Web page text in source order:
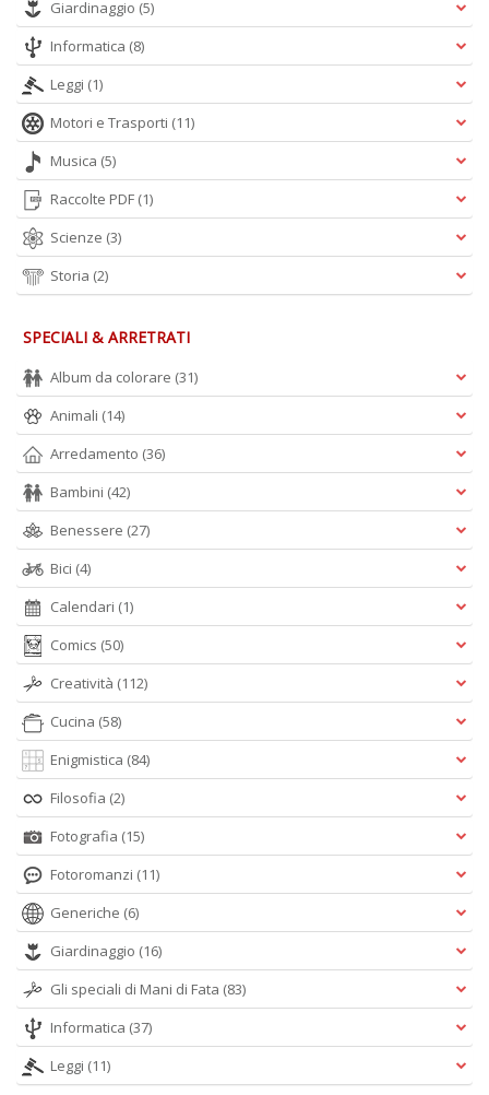
Giardinaggio (5)
Informatica (8)
Leggi (1)
Motori e Trasporti (11)
Musica (5)
Raccolte PDF (1)
Scienze (3)
Storia (2)
SPECIALI & ARRETRATI
Album da colorare (31)
Animali (14)
Arredamento (36)
Bambini (42)
Benessere (27)
Bici (4)
Calendari (1)
Comics (50)
Creatività (112)
Cucina (58)
Enigmistica (84)
Filosofia (2)
Fotografia (15)
Fotoromanzi (11)
Generiche (6)
Giardinaggio (16)
Gli speciali di Mani di Fata (83)
Informatica (37)
Leggi (11)